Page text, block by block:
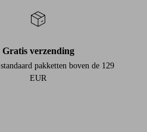
Gratis verzending
pakketten boven de 129
EUR